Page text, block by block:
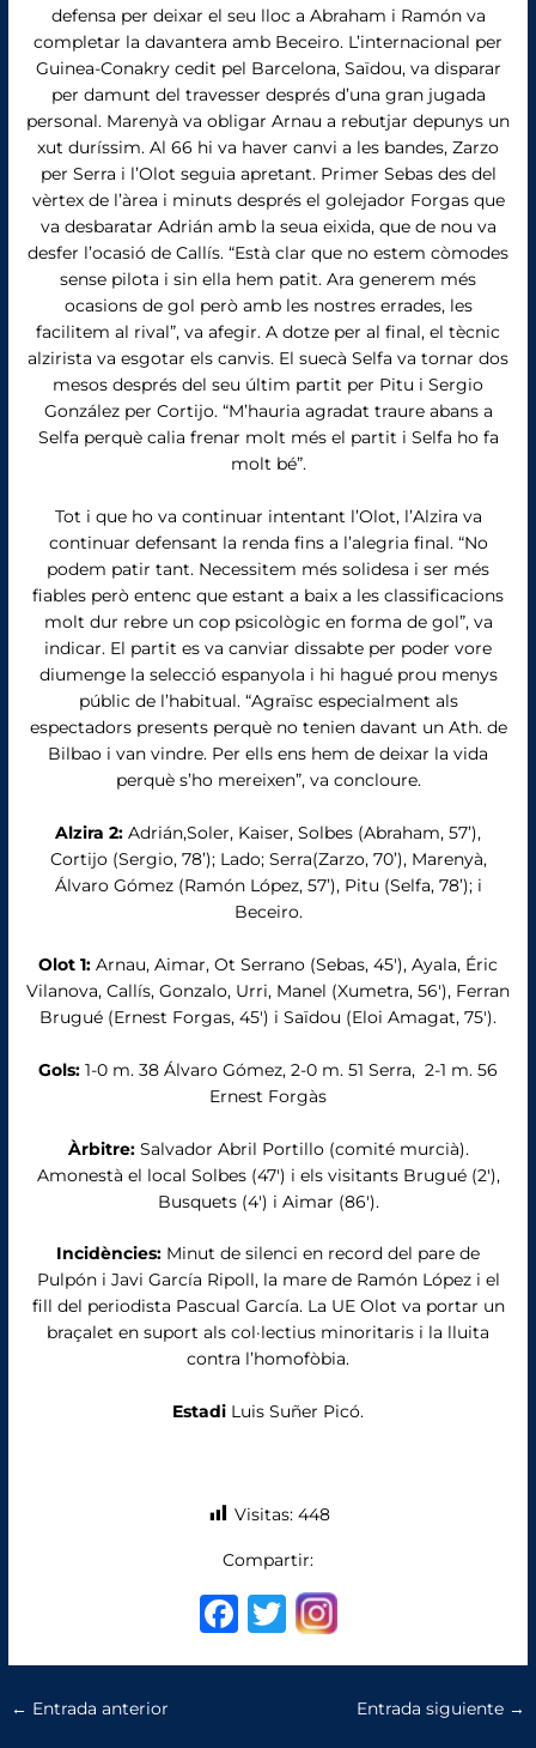
defensa per deixar el seu lloc a Abraham i Ramón va
completar la davantera amb Beceiro. L’internacional per
Guinea-Conakry cedit pel Barcelona, ​​Saïdou, va disparar
per damunt del travesser després d’una gran jugada
personal. Marenyà va obligar Arnau a rebutjar depunys un
xut duríssim. Al 66 hi va haver canvi a les bandes, Zarzo
per Serra i l’Olot seguia apretant. Primer Sebas des del
vèrtex de l’àrea i minuts després el golejador Forgas que
va desbaratar Adrián amb la seua eixida, que de nou va
desfer l’ocasió de Callís. “Està clar que no estem còmodes
sense pilota i sin ella hem patit. Ara generem més
ocasions de gol però amb les nostres errades, les
facilitem al rival”, va afegir. A dotze per al final, el tècnic
alzirista va esgotar els canvis. El suecà Selfa va tornar dos
mesos després del seu últim partit per Pitu i Sergio
González per Cortijo. “M’hauria agradat traure abans a
Selfa perquè calia frenar molt més el partit i Selfa ho fa
molt bé”.
Tot i que ho va continuar intentant l’Olot, l’Alzira va
continuar defensant la renda fins a l’alegria final. “No
podem patir tant. Necessitem més solidesa i ser més
fiables però entenc que estant a baix a les classificacions
molt dur rebre un cop psicològic en forma de gol”, va
indicar. El partit es va canviar dissabte per poder vore
diumenge la selecció espanyola i hi hagué prou menys
públic de l’habitual. “Agraïsc especialment als
espectadors presents perquè no tenien davant un Ath. de
Bilbao i van vindre. Per ells ens hem de deixar la vida
perquè s’ho mereixen”, va concloure.
Alzira 2: Adrián,Soler, Kaiser, Solbes (Abraham, 57’),
Cortijo (Sergio, 78’); Lado; Serra(Zarzo, 70’), Marenyà,
Álvaro Gómez (Ramón López, 57’), Pitu (Selfa, 78’); i
Beceiro.
Olot 1: Arnau, Aimar, Ot Serrano (Sebas, 45′), Ayala, Éric
Vilanova, Callís, Gonzalo, Urri, Manel (Xumetra, 56′), Ferran
Brugué (Ernest Forgas, 45′) i Saïdou (Eloi Amagat, 75′).
Gols: 1-0 m. 38 Álvaro Gómez, 2-0 m. 51 Serra, 2-1 m. 56
Ernest Forgàs
Àrbitre: Salvador Abril Portillo (comité murcià).
Amonestà el local Solbes (47′) i els visitants Brugué (2′),
Busquets (4′) i Aimar (86′).
Incidències: Minut de silenci en record del pare de
Pulpón i Javi García Ripoll, la mare de Ramón López i el
fill del periodista Pascual García. La UE Olot va portar un
braçalet en suport als col·lectius minoritaris i la lluita
contra l’homofòbia.
Estadi Luis Suñer Picó.
Visitas: 448
Compartir:
F T
← Entrada anterior Entrada siguiente →